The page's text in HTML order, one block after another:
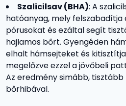
Szalicilsav (BHA): A
hatóanyag, mely
pórusokat és ezáltal segít
hajlamos bőrt. Gyengéden
elhalt hámsejteket és
megelőzve ezzel a jövőbeli
Az eredmény simább,
bőrhibával.